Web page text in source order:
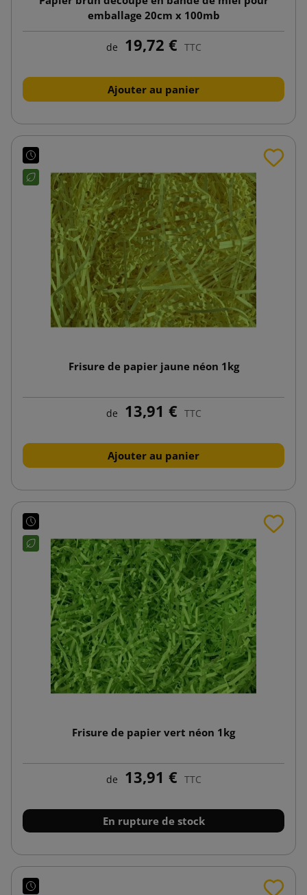
emballage 20cm x 100mb
de 19,72 € TTC
Ajouter au panier
Frisure de papier jaune néon 1kg
de 13,91 € TTC
Ajouter au panier
Frisure de papier vert néon 1kg
de 13,91 € TTC
En rupture de stock